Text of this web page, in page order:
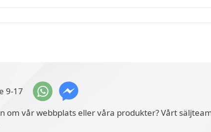
9-17
om vår webbplats eller våra produkter? Vårt